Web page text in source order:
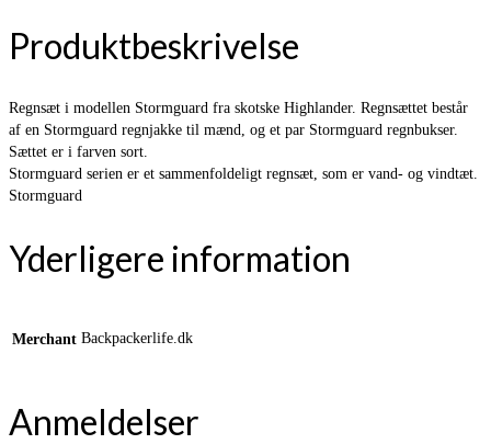
Produktbeskrivelse
Regnsæt i modellen Stormguard fra skotske Highlander. Regnsættet består
af en Stormguard regnjakke til mænd, og et par Stormguard regnbukser.
Sættet er i farven sort.
Stormguard serien er et sammenfoldeligt regnsæt, som er vand- og vindtæt.
Stormguard
Yderligere information
Merchant Backpackerlife.dk
Anmeldelser